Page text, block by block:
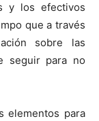
y los efectivos
que a través
sobre las
seguir para no
elementos para